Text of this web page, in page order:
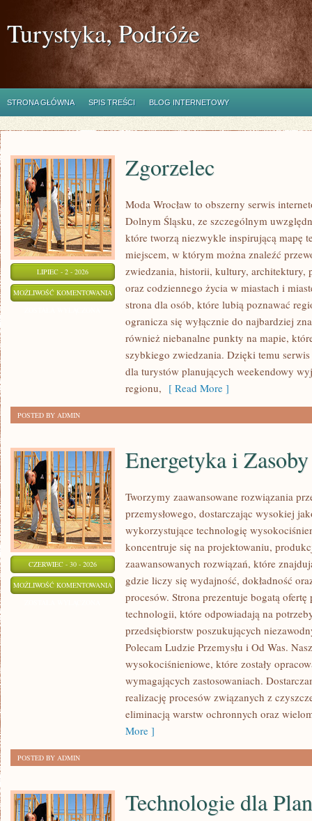
Turystyka, Podróże
STRONA GŁÓWNA SPIS TREŚCI BLOG INTERNETOWY
LIPIEC - 2 - 2026
MOŻLIWOŚĆ KOMENTOWANIA ZGORZELEC
Zgorzelec
Moda Wrocław to obszerny serwis
Dolnym Śląsku, ze szczególnym
które tworzą niezwykle inspirującą mapę
miejscem, w którym można znaleźć
zwiedzania, historii, kultury, architektury,
oraz codziennego życia w miastach i
strona dla osób, które lubią poznawać
ogranicza się wyłącznie do najbardziej
również niebanalne punkty na mapie,
szybkiego zwiedzania. Dzięki temu
dla turystów planujących weekendowy
regionu, [ Read More ]
POSTED BY ADMIN
CZERWIEC - 30 - 2026
MOŻLIWOŚĆ KOMENTOWANIA ENERGETYKA
ZASOBY
Energetyka i Zasoby
Tworzymy zaawansowane rozwiązania
przemysłowego, dostarczając wysokiej
wykorzystujące technologię
koncentruje się na projektowaniu,
zaawansowanych rozwiązań, które
gdzie liczy się wydajność, dokładność
procesów. Strona prezentuje bogatą ofertę
technologii, które odpowiadają na
przedsiębiorstw poszukujących
Polecam Ludzie Przemysłu i Od Was.
wysokociśnieniowe, które zostały
wymagających zastosowaniach.
realizację procesów związanych z
eliminacją warstw ochronnych oraz
More ]
POSTED BY ADMIN
Technologie dla